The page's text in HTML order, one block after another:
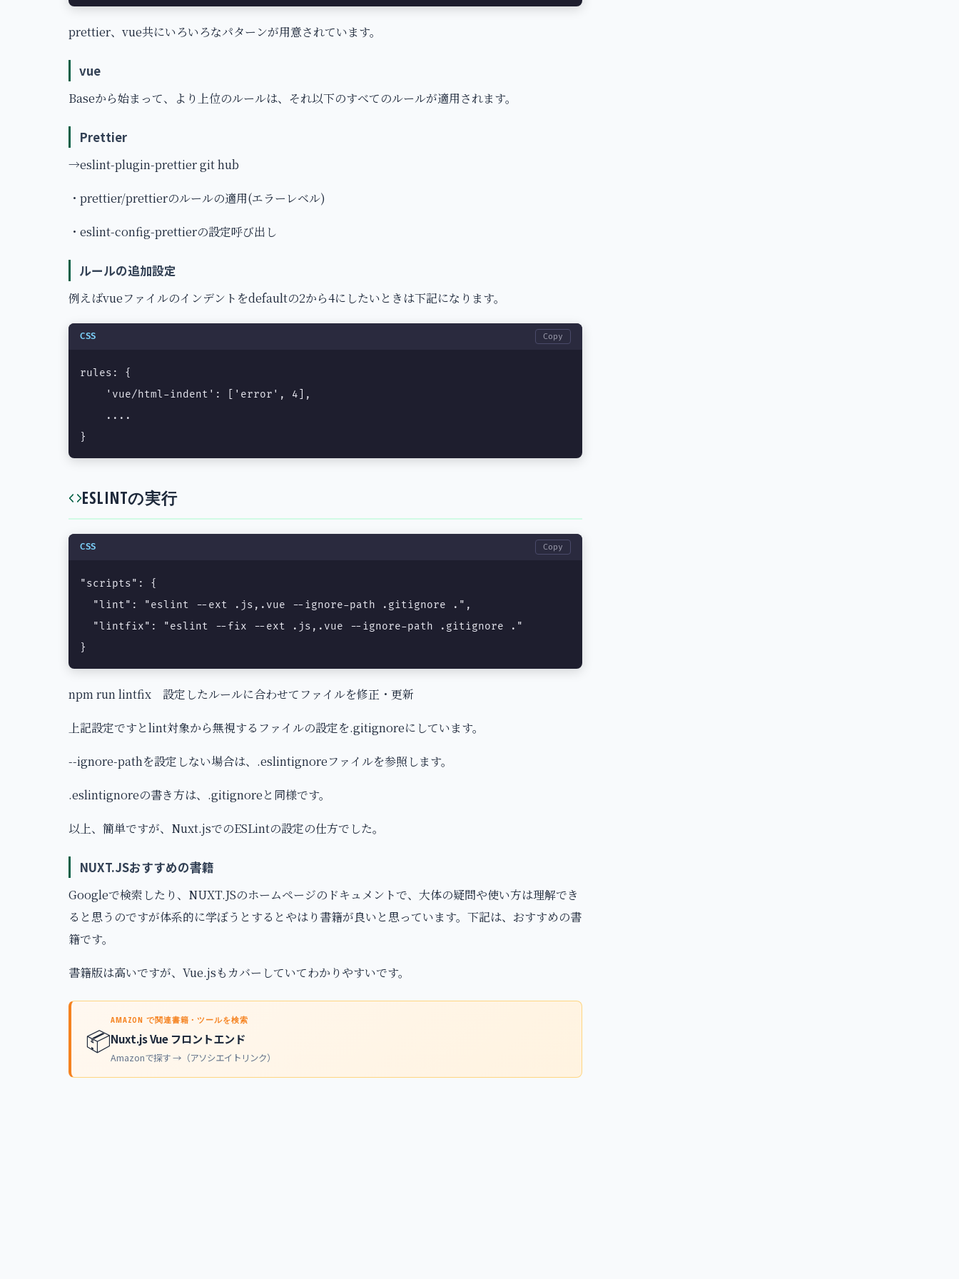
prettier、vue共にいろいろなパターンが用意されています。
vue
Baseから始まって、より上位のルールは、それ以下のすべてのルールが適用されます。
Prettier
→eslint-plugin-prettier git hub
・prettier/prettierのルールの適用(エラーレベル)
・eslint-config-prettierの設定呼び出し
ルールの追加設定
例えばvueファイルのインデントをdefaultの2から4にしたいときは下記になります。
CSS Copy
rules: {
    'vue/html-indent': ['error', 4],
    ....
}
ESLINTの実行
CSS Copy
"scripts": {
  "lint": "eslint --ext .js,.vue --ignore-path .gitignore .",
  "lintfix": "eslint --fix --ext .js,.vue --ignore-path .gitignore ."
}
npm run lintfix 設定したルールに合わせてファイルを修正・更新
上記設定ですとlint対象から無視するファイルの設定を.gitignoreにしています。
--ignore-pathを設定しない場合は、.eslintignoreファイルを参照します。
.eslintignoreの書き方は、.gitignoreと同様です。
以上、簡単ですが、Nuxt.jsでのESLintの設定の仕方でした。
NUXT.JSおすすめの書籍
Googleで検索したり、NUXT.JSのホームページのドキュメントで、大体の疑問や使い方は理解でき
ると思うのですが体系的に学ぼうとするとやはり書籍が良いと思っています。下記は、おすすめの書
籍です。
書籍版は高いですが、Vue.jsもカバーしていてわかりやすいです。
📦
AMAZON で関連書籍・ツールを検索
Nuxt.js Vue フロントエンド
Amazonで探す →（アソシエイトリンク）